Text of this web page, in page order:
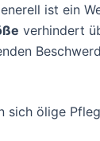
ist ein
verhindert
sich ölige